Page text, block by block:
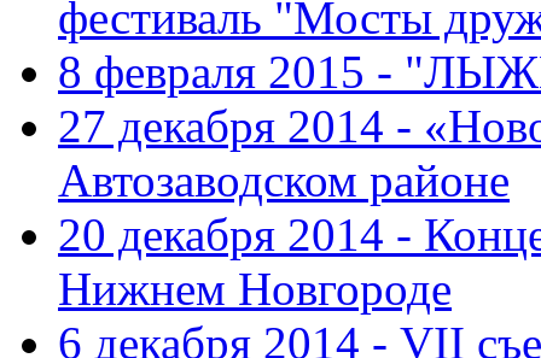
фестиваль "Мосты
8 февраля 2015 -
27 декабря 2014 -
Автозаводском районе
20 декабря 2014 -
Нижнем Новгороде
6 декабря 2014 - VII